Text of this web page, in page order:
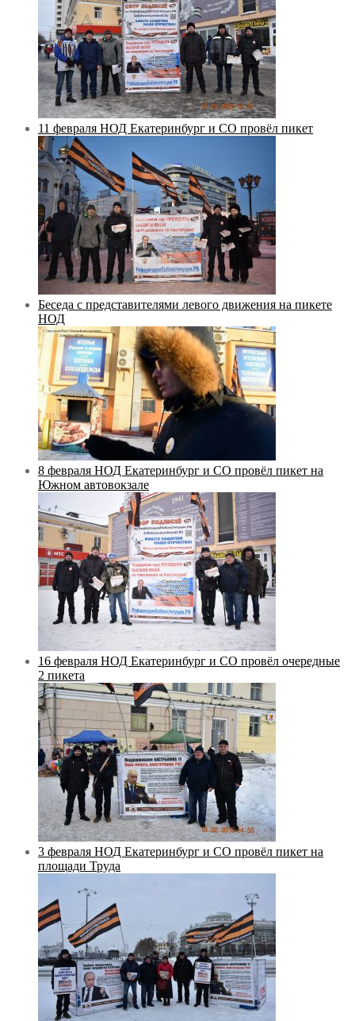
11 февраля НОД Екатеринбург и СО провёл пикет
Беседа с представителями левого движения на пикете
НОД
8 февраля НОД Екатеринбург и СО провёл пикет на
Южном автовокзале
16 февраля НОД Екатеринбург и СО провёл очередные
2 пикета
3 февраля НОД Екатеринбург и СО провёл пикет на
площади Труда